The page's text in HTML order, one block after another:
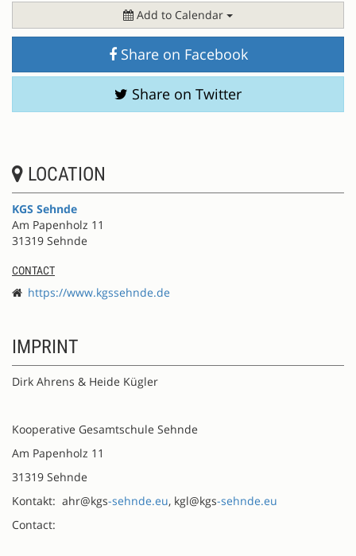
Add to Calendar
Share on Facebook
Share on Twitter
LOCATION
KGS Sehnde
Am Papenholz 11
31319 Sehnde
CONTACT
https://www.kgssehnde.de
IMPRINT
Dirk Ahrens & Heide Kügler
Kooperative Gesamtschule Sehnde
Am Papenholz 11
31319 Sehnde
Kontakt: ahr@kgs-sehnde.eu, kgl@kgs-sehnde.eu
Contact: